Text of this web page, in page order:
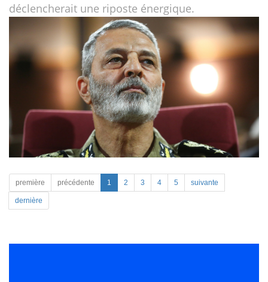
déclencherait une riposte énergique.
première précédente 1 2 3 4 5 suivante
dernière